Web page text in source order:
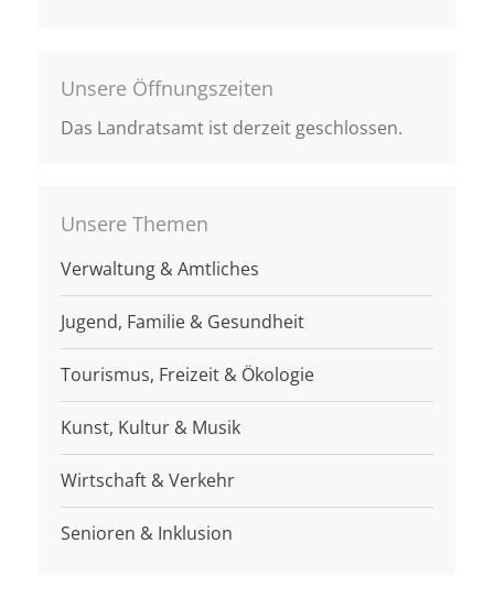
Unsere Öffnungszeiten
Das Landratsamt ist derzeit geschlossen.
Unsere Themen
Verwaltung & Amtliches
Jugend, Familie & Gesundheit
Tourismus, Freizeit & Ökologie
Kunst, Kultur & Musik
Wirtschaft & Verkehr
Senioren & Inklusion